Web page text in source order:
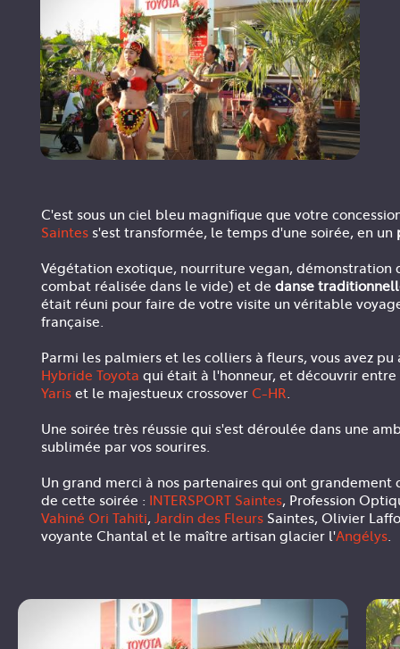
C'est sous un ciel bleu magnifique que votre
Saintess'est transformée, le temps d'une soirée, en un
Végétation exotique, nourriture vegan, démonstration
combat réalisée dans le vide) et de danse
était réuni pour faire de votre visite un véritable
française.
Parmi les palmiers et les colliers à fleurs, vous avez
Hybride Toyota qui était à l'honneur, et découvrir
Yariset le majestueux crossover C-HR
Une soirée très réussie qui s'est déroulée dans une
sublimée par vos sourires.
Un grand merci à nos partenaires qui ont grandement
de cette soirée : INTERSPORT Saintes, Profession
Vahiné Ori Tahiti, Jardin des FleursSaintes, Olivier
voyante Chantal et le maître artisan glacier l'Angélys.